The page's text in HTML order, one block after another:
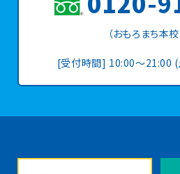
（おもろまち本校
[受付時間] 10:00〜21:00 (